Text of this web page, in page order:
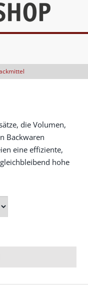
die Volumen,
Backwaren
eine effiziente,
hohe